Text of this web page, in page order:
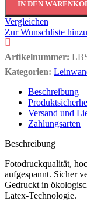
IN DEN
Vergleichen
Zur Wunschliste
Artikelnummer:
Kategorien:
Beschreibung
Versand und
Zahlungsarten
Beschreibung
Fotodruckqualität,
aufgespannt. Sicher
Gedruckt in
Latex-Technologie.